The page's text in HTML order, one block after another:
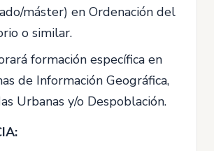
máster) en Ordenación del
o similar.
formación específica en
de Información Geográfica,
Urbanas y/o Despoblación.